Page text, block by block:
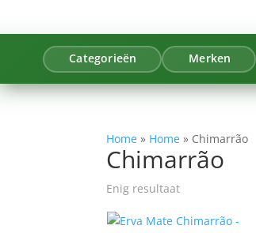
Categorieën Merken
Home » Home » Chimarrão
Chimarrão
Enig resultaat